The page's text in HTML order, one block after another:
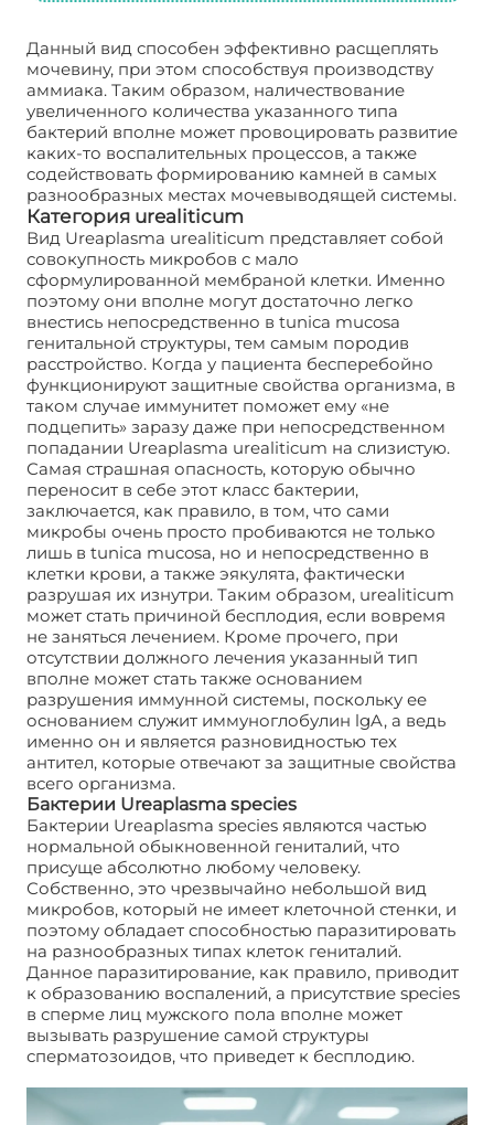
Данный вид способен эффективно расщеплять
мочевину, при этом способствуя производству
аммиака. Таким образом, наличествование
увеличенного количества указанного типа
бактерий вполне может провоцировать развитие
каких-то воспалительных процессов, а также
содействовать формированию камней в самых
разнообразных местах мочевыводящей системы.
Категория urealiticum
Вид Ureaplasma urealiticum представляет собой
совокупность микробов с мало
сформулированной мембраной клетки. Именно
поэтому они вполне могут достаточно легко
внестись непосредственно в tunica mucosa
генитальной структуры, тем самым породив
расстройство. Когда у пациента бесперебойно
функционируют защитные свойства организма, в
таком случае иммунитет поможет ему «не
подцепить» заразу даже при непосредственном
попадании Ureaplasma urealiticum на слизистую.
Самая страшная опасность, которую обычно
переносит в себе этот класс бактерии,
заключается, как правило, в том, что сами
микробы очень просто пробиваются не только
лишь в tunica mucosa, но и непосредственно в
клетки крови, а также эякулята, фактически
разрушая их изнутри. Таким образом, urealiticum
может стать причиной бесплодия, если вовремя
не заняться лечением. Кроме прочего, при
отсутствии должного лечения указанный тип
вполне может стать также основанием
разрушения иммунной системы, поскольку ее
основанием служит иммуноглобулин lgA, а ведь
именно он и является разновидностью тех
антител, которые отвечают за защитные свойства
всего организма.
Бактерии Ureaplasma species
Бактерии Ureaplasma species являются частью
нормальной обыкновенной гениталий, что
присуще абсолютно любому человеку.
Собственно, это чрезвычайно небольшой вид
микробов, который не имеет клеточной стенки, и
поэтому обладает способностью паразитировать
на разнообразных типах клеток гениталий.
Данное паразитирование, как правило, приводит
к образованию воспалений, а присутствие species
в сперме лиц мужского пола вполне может
вызывать разрушение самой структуры
сперматозоидов, что приведет к бесплодию.